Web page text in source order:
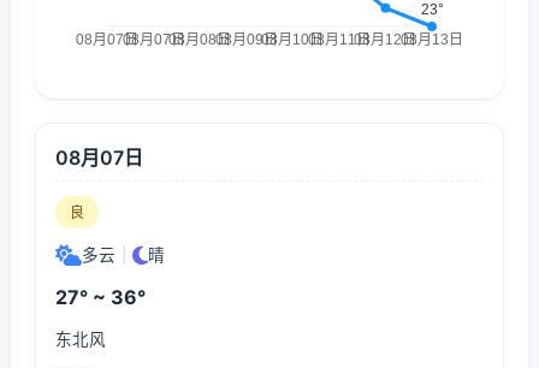
08月07日
良
多云 晴
27° ~ 36°
东北风